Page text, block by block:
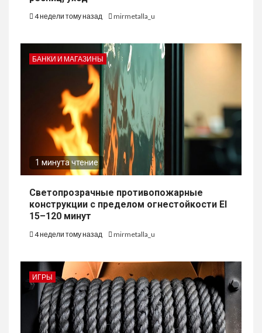
4 недели тому назад mirmetalla_u
БАНКИ И МАГАЗИНЫ
1 минута чтение
Светопрозрачные противопожарные
конструкции с пределом огнестойкости EI
15–120 минут
4 недели тому назад mirmetalla_u
ИГРЫ